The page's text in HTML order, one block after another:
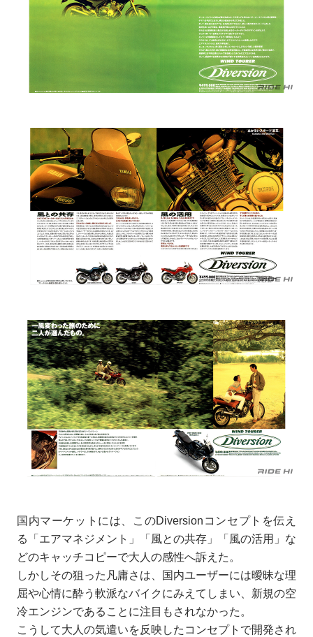
国内マーケットには、このDiversionコンセプトを伝え
る「エアマネジメント」「風との共存」「風の活用」な
どのキャッチコピーで大人の感性へ訴えた。
しかしその狙った凡庸さは、国内ユーザーには曖昧な理
屈や心情に酔う軟派なバイクにみえてしまい、新規の空
冷エンジンであることに注目もされなかった。
こうして大人の気遣いを反映したコンセプトで開発され